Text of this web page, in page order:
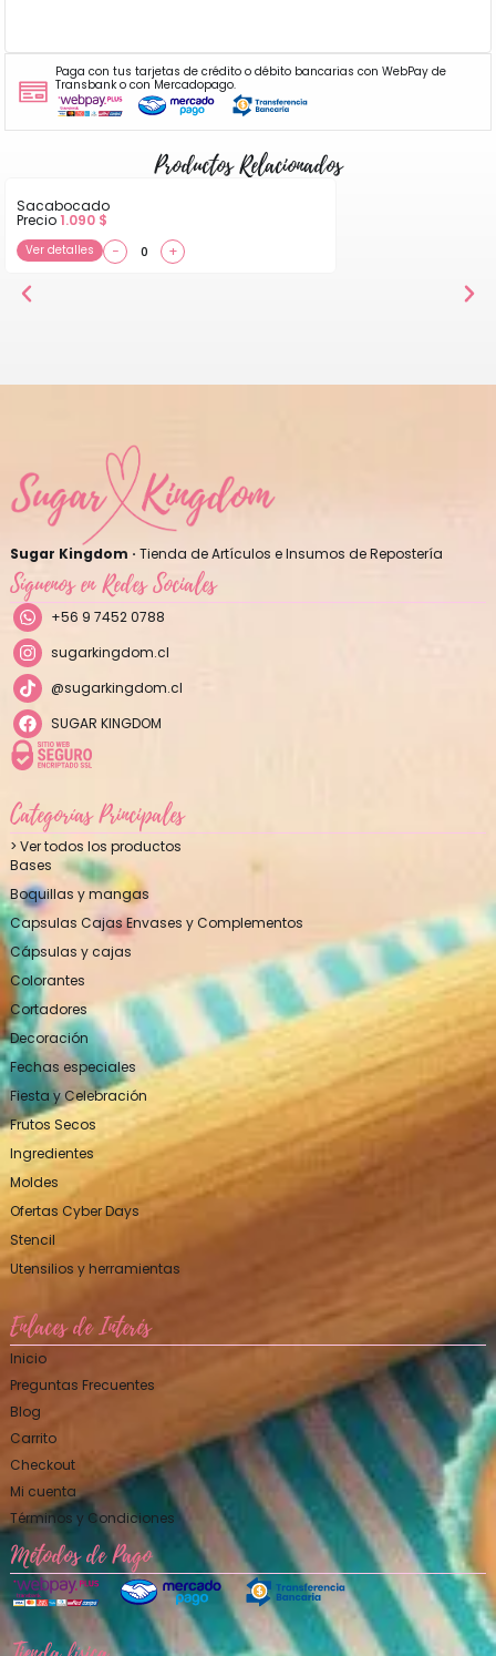
Paga con tus tarjetas de crédito o débito bancarias con WebPay de
Transbank o con Mercadopago.
Productos Relacionados
Sacabocado
Precio 1.090 $
Ver detalles − +
Sugar Kingdom · Tienda de Artículos e Insumos de Repostería
Síguenos en Redes Sociales
+56 9 7452 0788
sugarkingdom.cl
@sugarkingdom.cl
SUGAR KINGDOM
Categorías Principales
> Ver todos los productos
Bases
Boquillas y mangas
Capsulas Cajas Envases y Complementos
Cápsulas y cajas
Colorantes
Cortadores
Decoración
Fechas especiales
Fiesta y Celebración
Frutos Secos
Ingredientes
Moldes
Ofertas Cyber Days
Stencil
Utensilios y herramientas
Enlaces de Interés
Inicio
Preguntas Frecuentes
Blog
Carrito
Checkout
Mi cuenta
Términos y Condiciones
Métodos de Pago